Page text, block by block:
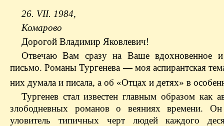
26. VII. 1984,
Комарово
Дорогой Владимир Яковлевич!
Отвечаю Вам сразу на Ваше вдохновенное и
письмо. Романы Тургенева — моя аспирантская
них думала и писала, а об «Отцах и детях» в
Тургенев стал известен главным образом как
злободневных романов о веяниях времени.
уловитель типичных черт людей каждого